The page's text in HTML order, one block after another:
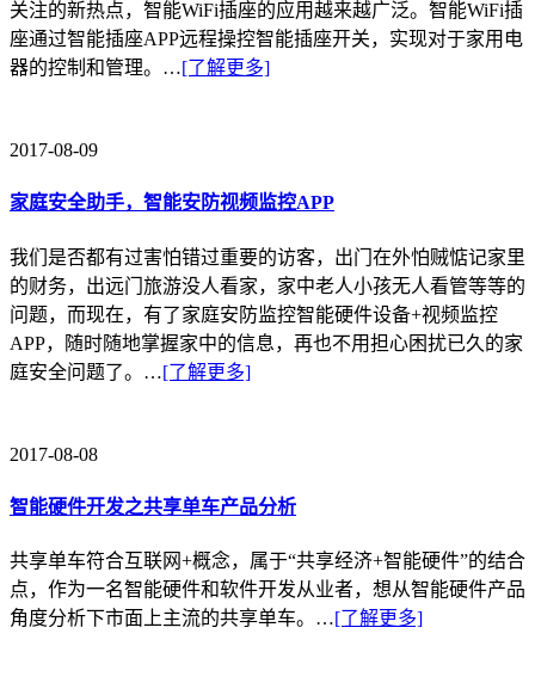
关注的新热点，智能WiFi插座的应用越来越广泛。智能WiFi插
座通过智能插座APP远程操控智能插座开关，实现对于家用电
器的控制和管理。…[了解更多]
2017-08-09
家庭安全助手，智能安防视频监控APP
我们是否都有过害怕错过重要的访客，出门在外怕贼惦记家里
的财务，出远门旅游没人看家，家中老人小孩无人看管等等的
问题，而现在，有了家庭安防监控智能硬件设备+视频监控
APP，随时随地掌握家中的信息，再也不用担心困扰已久的家
庭安全问题了。…[了解更多]
2017-08-08
智能硬件开发之共享单车产品分析
共享单车符合互联网+概念，属于“共享经济+智能硬件”的结合
点，作为一名智能硬件和软件开发从业者，想从智能硬件产品
角度分析下市面上主流的共享单车。…[了解更多]